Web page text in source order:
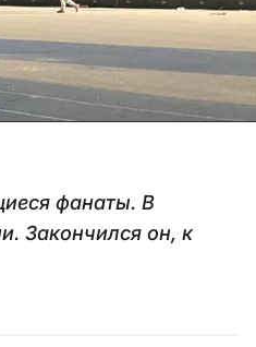
фанаты. В
Закончился он, к